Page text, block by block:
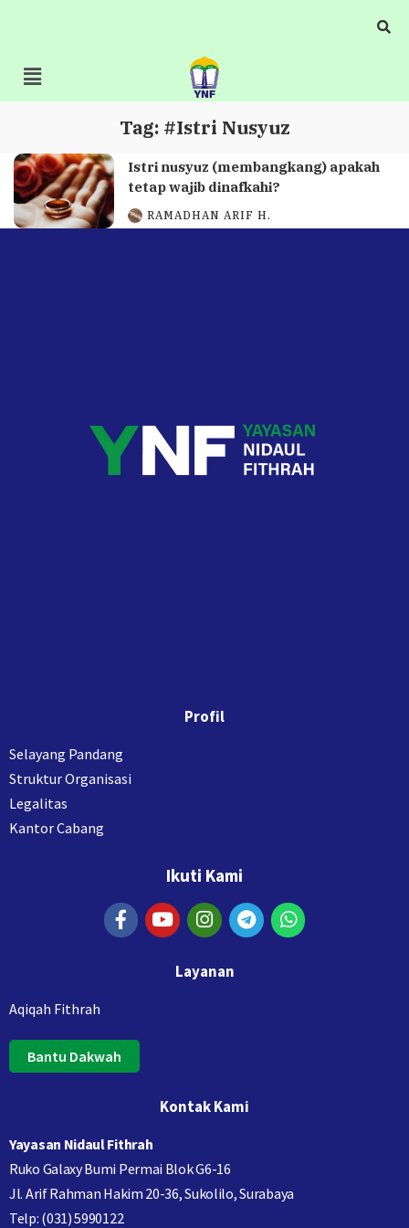
Tag: #Istri Nusyuz
Istri nusyuz (membangkang) apakah
tetap wajib dinafkahi?
RAMADHAN ARIF H.
Profil
Selayang Pandang
Struktur Organisasi
Legalitas
Kantor Cabang
Ikuti Kami
Layanan
Aqiqah Fithrah
Bantu Dakwah
Kontak Kami
Yayasan Nidaul Fithrah
Ruko Galaxy Bumi Permai Blok G6-16
Jl. Arif Rahman Hakim 20-36, Sukolilo, Surabaya
Telp: (031) 5990122